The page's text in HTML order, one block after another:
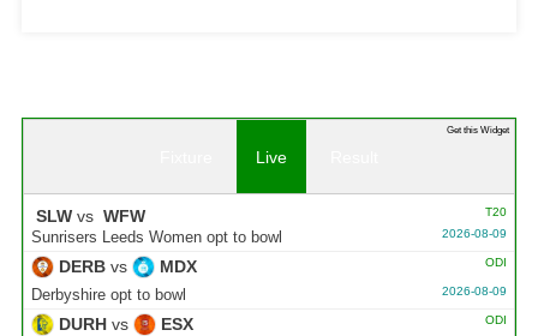
Live
T20
SLW vs WFW
2026-08-09
Sunrisers Leeds Women opt to bowl
ODI
DERB vs MDX
2026-08-09
Derbyshire opt to bowl
ODI
DURH vs ESX
Get this Widget